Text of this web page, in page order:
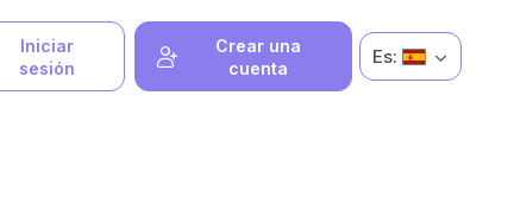
Iniciar
sesión
Crear una
cuenta
Es: